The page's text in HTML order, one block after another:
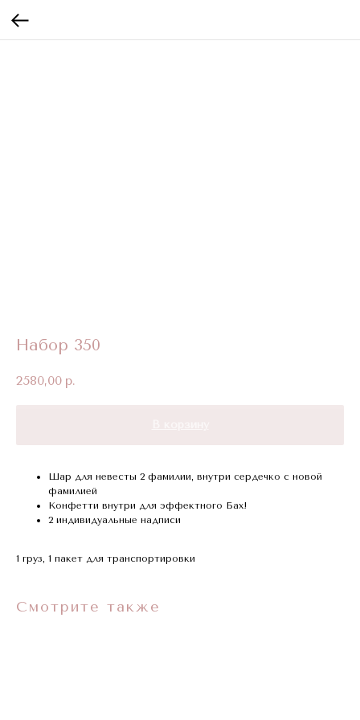
Набор 350
2580,00 р.
Шар для невесты 2 фамилии, внутри сердечко с новой
фамилией
Конфетти внутри для эффектного Бах!
2 индивидуальные надписи
1 груз, 1 пакет для транспортировки
Смотрите также